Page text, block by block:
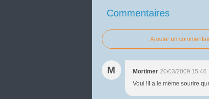
Commentaires
Ajouter un
M Mortimer 20/03/2009 15:46
Voui !Il a le même sourire